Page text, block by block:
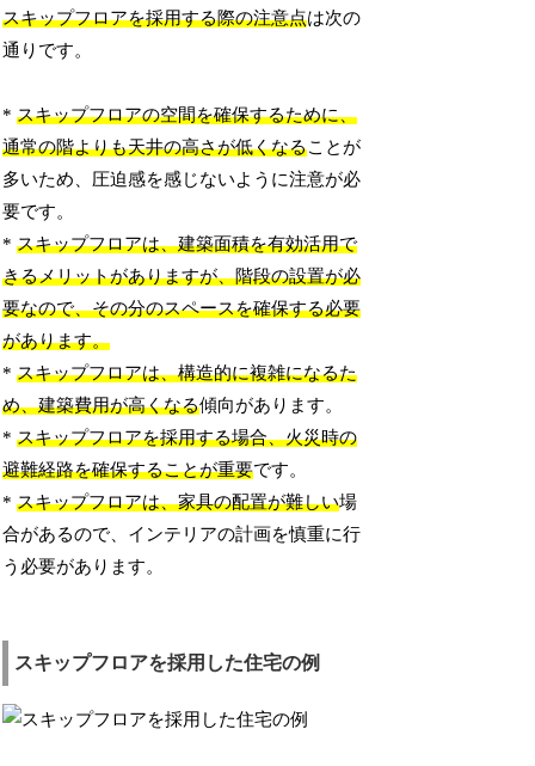
スキップフロアを採用する際の注意点は次の
通りです。
*スキップフロアの空間を確保するために、
通常の階よりも天井の高さが低くなることが
多いため、圧迫感を感じないように注意が必
要です。
*スキップフロアは、建築面積を有効活用で
きるメリットがありますが、階段の設置が必
要なので、その分のスペースを確保する必要
があります。
*スキップフロアは、構造的に複雑になるた
め、建築費用が高くなる傾向があります。
*スキップフロアを採用する場合、火災時の
避難経路を確保することが重要です。
*スキップフロアは、家具の配置が難しい場
合があるので、インテリアの計画を慎重に行
う必要があります。
スキップフロアを採用した住宅の例